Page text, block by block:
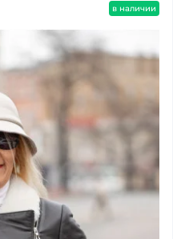
в наличии